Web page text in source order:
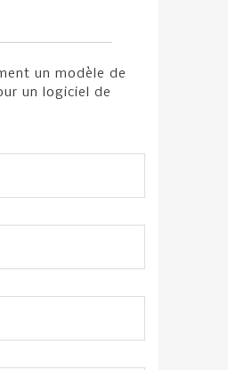
un modèle de
un logiciel de